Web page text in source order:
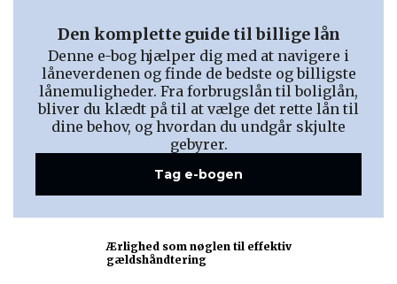
Den komplette guide til billige lån
Denne e-bog hjælper dig med at navigere i
låneverdenen og finde de bedste og billigste
lånemuligheder. Fra forbrugslån til boliglån,
bliver du klædt på til at vælge det rette lån til
dine behov, og hvordan du undgår skjulte
gebyrer.
Tag e-bogen
Ærlighed som nøglen til effektiv
gældshåndtering